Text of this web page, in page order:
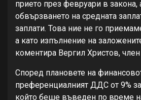
прието през февруари в
обвързването на средната
заплати. Това ние не го
а като изпълнение на
коментира Вергил Христов,
Според плановете на
преференциалният ДДС от 9% за
който беше въведен по време